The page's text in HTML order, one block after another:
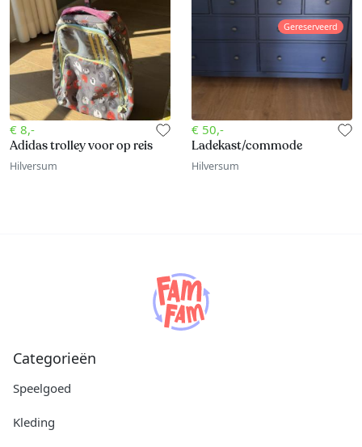
€ 8,-
Adidas trolley voor op reis
Hilversum
Gereserveerd
€ 50,-
Ladekast/commode
Hilversum
Categorieën
Speelgoed
Kleding